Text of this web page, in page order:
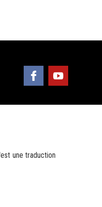
une traduction